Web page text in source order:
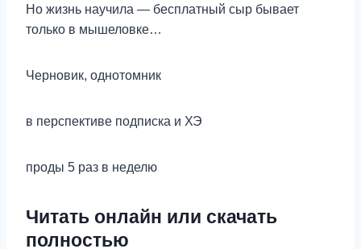
Но жизнь научила — бесплатный сыр бывает
только в мышеловке…
Черновик, однотомник
в перспективе подписка и ХЭ
проды 5 раз в неделю
Читать онлайн или скачать
полностью